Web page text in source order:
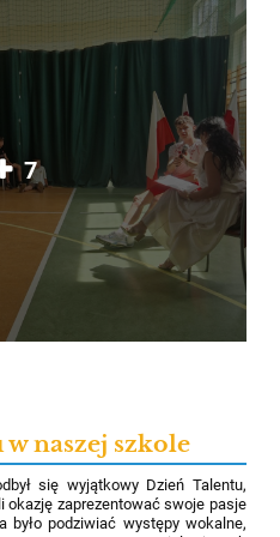
7
naszej szkole
się wyjątkowy Dzień Talentu,
zaprezentować swoje pasje
było podziwiać występy wokalne,